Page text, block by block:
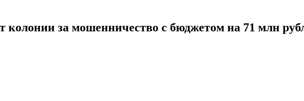
колонии за мошенничество с бюджетом на 71 млн